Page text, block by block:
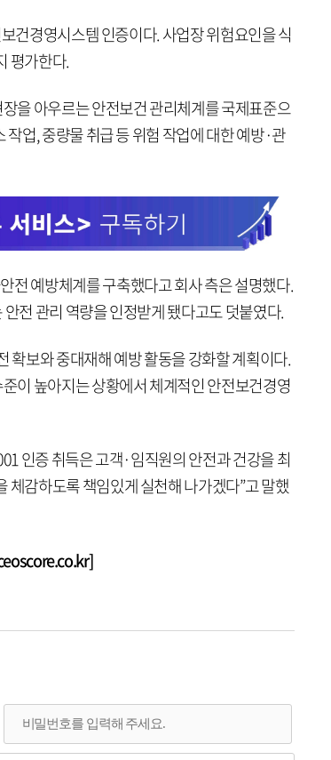
건경영시스템 인증이다. 사업장 위험요인을 식
평가한다.
을 아우르는 안전보건 관리체계를 국제표준으
업, 중량물 취급 등 위험 작업에 대한 예방·관
전 예방체계를 구축했다고 회사 측은 설명했다.
전 관리 역량을 인정받게 됐다고도 덧붙였다.
확보와 중대재해 예방 활동을 강화할 계획이다.
이 높아지는 상황에서 체계적인 안전보건경영
인증 취득은 고객·임직원의 안전과 건강을 최
체감하도록 책임있게 실천해 나가겠다”고 말했